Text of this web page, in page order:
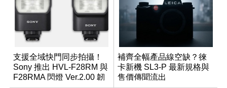
支援全域快門同步拍攝！
Sony 推出 HVL-F28RM 與
F28RMA 閃燈 Ver.2.00 韌
補齊全幅產品線空缺？徠
卡新機 SL3-P 最新規格與
售價傳聞流出